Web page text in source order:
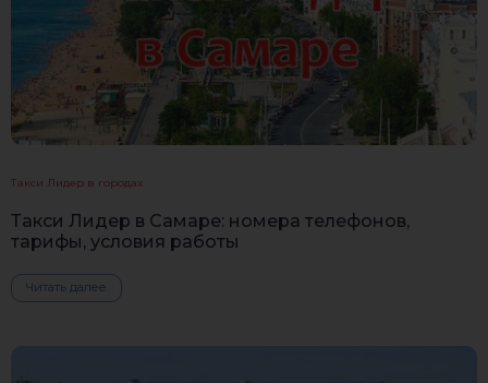
Такси Лидер в городах
Такси Лидер в Самаре: номера телефонов,
тарифы, условия работы
Читать далее